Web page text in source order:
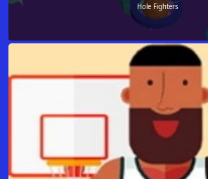
Hole Fighters